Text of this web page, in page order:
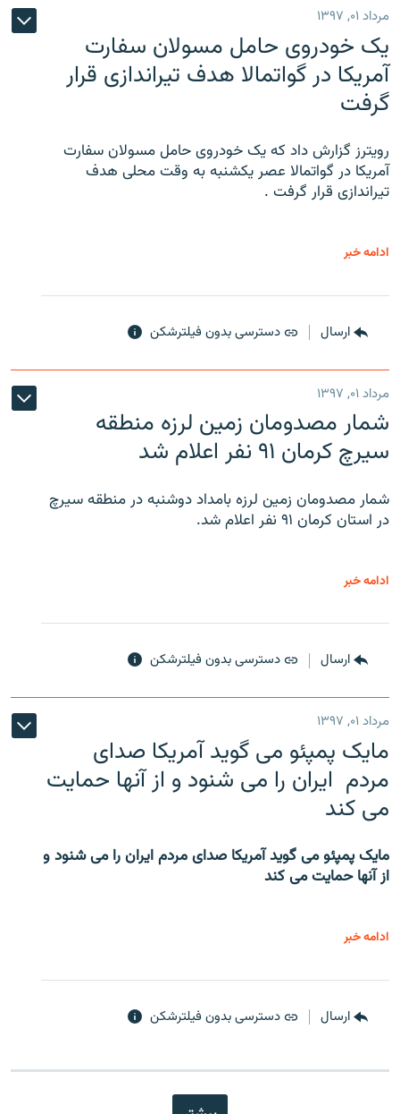
مرداد ۰۱, ۱۳۹۷
یک خودروی حامل مسولان سفارت
آمریکا در گواتمالا هدف تیراندازی قرار
گرفت
رویترز گزارش داد که یک خودروی حامل مسولان سفارت
آمریکا در گواتمالا عصر یکشنبه به وقت محلی هدف
تیراندازی قرار گرفت .
ادامه خبر
ارسال دسترسی بدون فیلترشکن
مرداد ۰۱, ۱۳۹۷
شمار مصدومان زمین لرزه منطقه
سیرچ کرمان ۹۱ نفر اعلام شد
شمار مصدومان زمین لرزه بامداد دوشنبه در منطقه سیرچ
در استان کرمان ۹۱ نفر اعلام شد.
ادامه خبر
ارسال دسترسی بدون فیلترشکن
مرداد ۰۱, ۱۳۹۷
مایک پمپئو می گوید آمریکا صدای
مردم ایران را می شنود و از آنها حمایت
می کند
مایک پمپئو می گوید آمریکا صدای مردم ایران را می شنود و
از آنها حمایت می کند
ادامه خبر
ارسال دسترسی بدون فیلترشکن